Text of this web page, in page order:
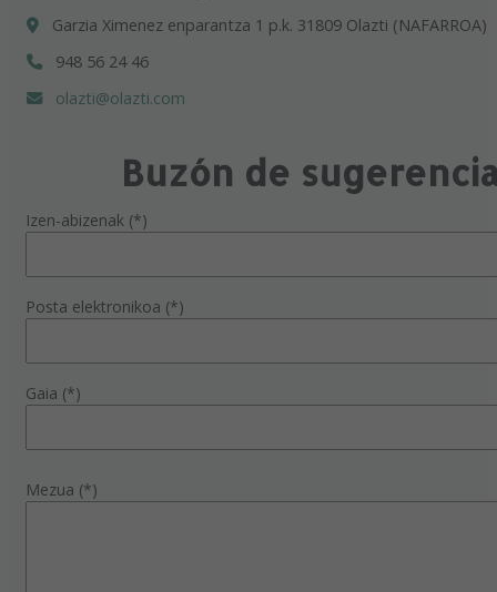
Garzia Ximenez enparantza 1 p.k. 31809 Olazti (NAFARROA)
948 56 24 46
olazti@olazti.com
Buzón de
Izen-abizenak (*)
Posta elektronikoa (*)
Gaia (*)
Mezua (*)